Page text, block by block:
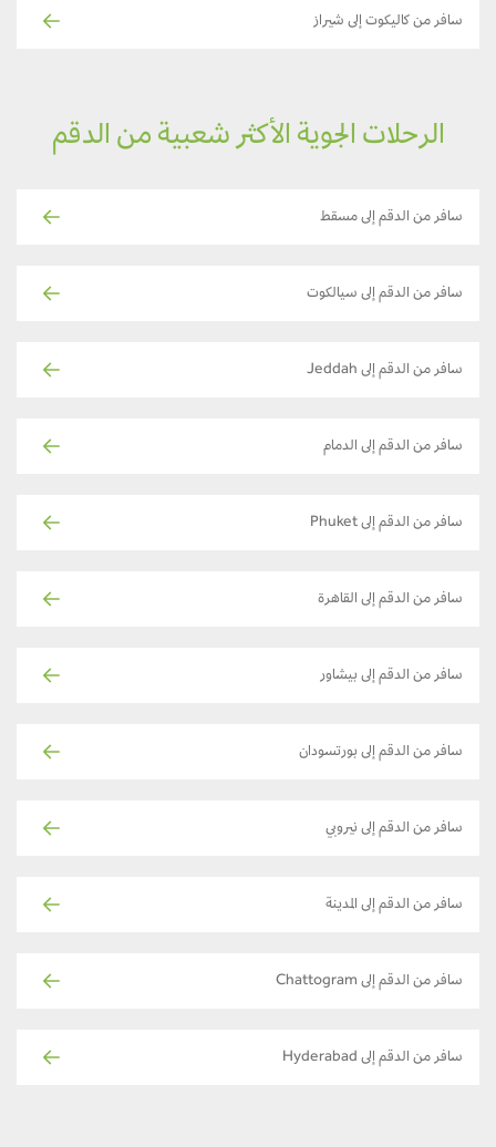
سافر من كاليكوت إلى شيراز
الرحلات الجوية الأكثر شعبية من الدقم
سافر من الدقم إلى مسقط
سافر من الدقم إلى سيالكوت
سافر من الدقم إلى Jeddah
سافر من الدقم إلى الدمام
سافر من الدقم إلى Phuket
سافر من الدقم إلى القاهرة
سافر من الدقم إلى بيشاور
سافر من الدقم إلى بورتسودان
سافر من الدقم إلى نيروبي
سافر من الدقم إلى المدينة
سافر من الدقم إلى Chattogram
سافر من الدقم إلى Hyderabad